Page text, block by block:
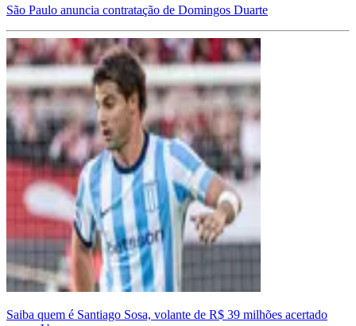
São Paulo anuncia contratação de Domingos Duarte
Saiba quem é Santiago Sosa, volante de R$ 39 milhões acertado